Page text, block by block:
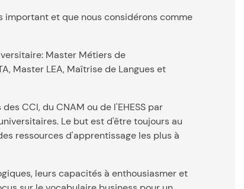
important et que nous considérons comme
Master Métiers de
Master LEA, Maîtrise de Langues et
CCI, du CNAM ou de l'EHESS par
Le but est d'être toujours au
ressources d'apprentissage les plus à
leurs capacités à enthousiasmer et